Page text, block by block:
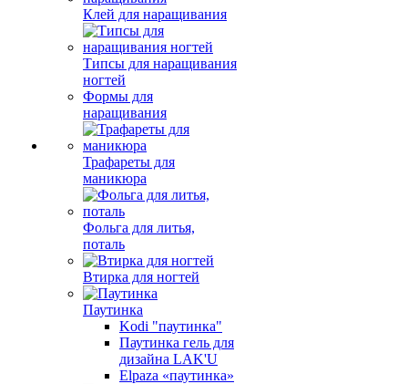
Клей для наращивания
Типсы для наращивания
ногтей
Формы для
наращивания
Трафареты для
маникюра
Фольга для литья,
поталь
Втирка для ногтей
Паутинка
Kodi "паутинка"
Паутинка гель для
дизайна LAK'U
Elpaza «паутинка»